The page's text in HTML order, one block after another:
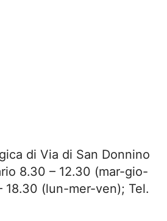
di Via di San Donnino
8.30 – 12.30 (mar-gio-
(lun-mer-ven); Tel.